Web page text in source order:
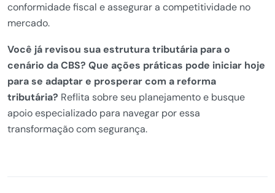
conformidade fiscal e assegurar a competitividade no
mercado.
Você já revisou sua estrutura tributária para o
cenário da CBS? Que ações práticas pode iniciar hoje
para se adaptar e prosperar com a reforma
tributária? Reflita sobre seu planejamento e busque
apoio especializado para navegar por essa
transformação com segurança.